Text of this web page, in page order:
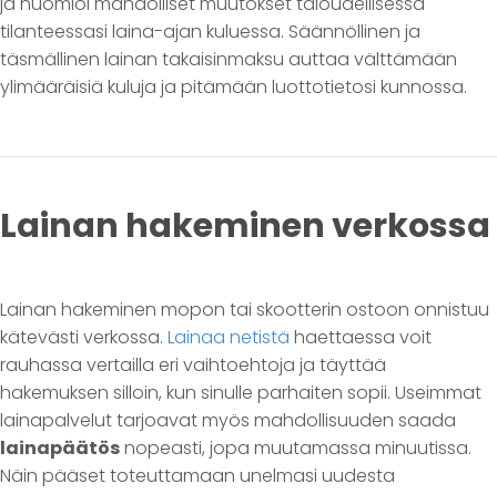
tilanteessasi laina-ajan kuluessa. Säännöllinen ja
täsmällinen lainan takaisinmaksu auttaa välttämään
ylimääräisiä kuluja ja pitämään luottotietosi kunnossa.
Lainan hakeminen verkossa
Lainan hakeminen mopon tai skootterin ostoon onnistuu
kätevästi verkossa. Lainaa netistä haettaessa voit
rauhassa vertailla eri vaihtoehtoja ja täyttää
hakemuksen silloin, kun sinulle parhaiten sopii. Useimmat
lainapalvelut tarjoavat myös mahdollisuuden saada
lainapäätösnopeasti, jopa muutamassa minuutissa.
Näin pääset toteuttamaan unelmasi uudesta